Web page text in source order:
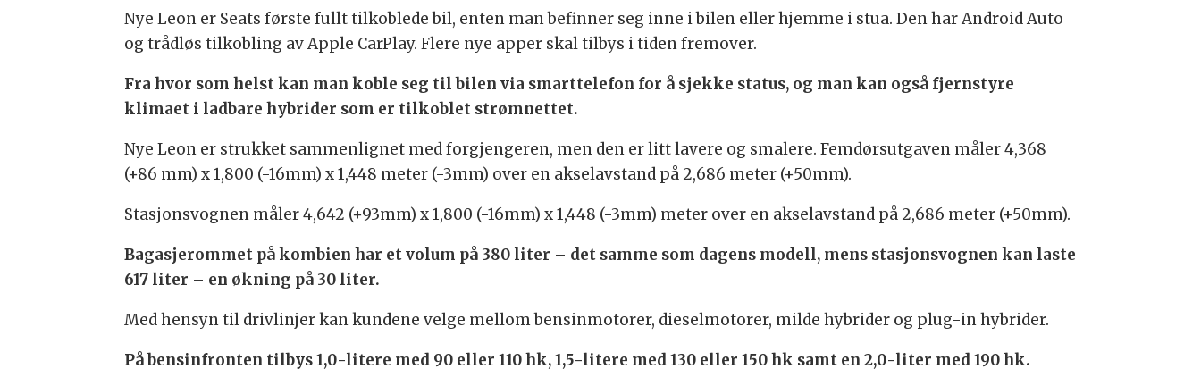
Nye Leon er Seats første fullt tilkoblede bil, enten man befinner seg inne i bilen eller hjemme i stua. Den har Android Auto
og trådløs tilkobling av Apple CarPlay. Flere nye apper skal tilbys i tiden fremover.
Fra hvor som helst kan man koble seg til bilen via smarttelefon for å sjekke status, og man kan også fjernstyre
klimaet i ladbare hybrider som er tilkoblet strømnettet.
Nye Leon er strukket sammenlignet med forgjengeren, men den er litt lavere og smalere. Femdørsutgaven måler 4,368
(+86 mm) x 1,800 (-16mm) x 1,448 meter (-3mm) over en akselavstand på 2,686 meter (+50mm).
Stasjonsvognen måler 4,642 (+93mm) x 1,800 (-16mm) x 1,448 (-3mm) meter over en akselavstand på 2,686 meter (+50mm).
Bagasjerommet på kombien har et volum på 380 liter – det samme som dagens modell, mens stasjonsvognen kan laste
617 liter – en økning på 30 liter.
Med hensyn til drivlinjer kan kundene velge mellom bensinmotorer, dieselmotorer, milde hybrider og plug-in hybrider.
På bensinfronten tilbys 1,0-litere med 90 eller 110 hk, 1,5-litere med 130 eller 150 hk samt en 2,0-liter med 190 hk.